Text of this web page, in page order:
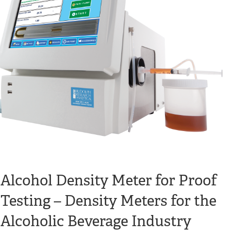
Alcohol Density Meter for Proof
Testing – Density Meters for the
Alcoholic Beverage Industry